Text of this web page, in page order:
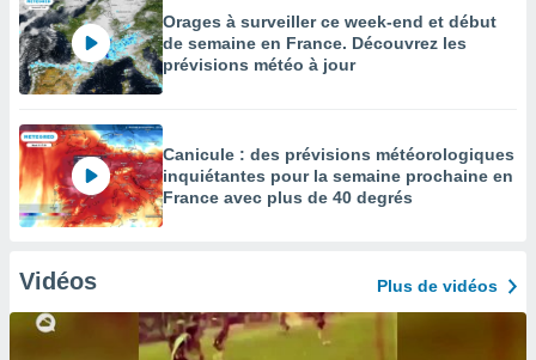
Orages à surveiller ce week-end et début
de semaine en France. Découvrez les
prévisions météo à jour
Canicule : des prévisions météorologiques
inquiétantes pour la semaine prochaine en
France avec plus de 40 degrés
Vidéos Plus de vidéos